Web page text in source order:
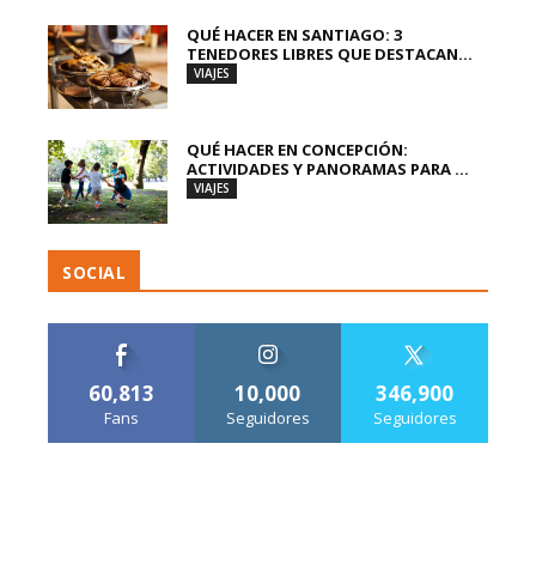
QUÉ HACER EN SANTIAGO: 3
TENEDORES LIBRES QUE DESTACAN...
VIAJES
QUÉ HACER EN CONCEPCIÓN:
ACTIVIDADES Y PANORAMAS PARA ...
VIAJES
SOCIAL
60,813
Fans
10,000
Seguidores
346,900
Seguidores